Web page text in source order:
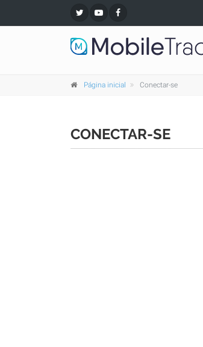
Página inicial Conectar-se
CONECTAR-SE